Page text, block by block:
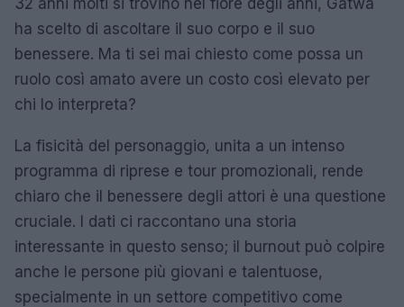
ha scelto di ascoltare il suo corpo e il suo
benessere. Ma ti sei mai chiesto come possa un
ruolo così amato avere un costo così elevato per
chi lo interpreta?
La fisicità del personaggio, unita a un intenso
programma di riprese e tour promozionali, rende
chiaro che il benessere degli attori è una questione
cruciale. I dati ci raccontano una storia
interessante in questo senso; il burnout può colpire
anche le persone più giovani e talentuose,
specialmente in un settore competitivo come